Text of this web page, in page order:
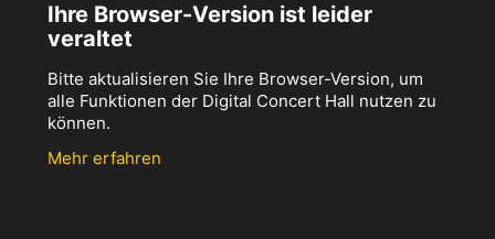
Ihre Browser-Version ist leider
veraltet
Bitte aktualisieren Sie Ihre Browser-Version, um
alle Funktionen der Digital Concert Hall nutzen zu
können.
Mehr erfahren